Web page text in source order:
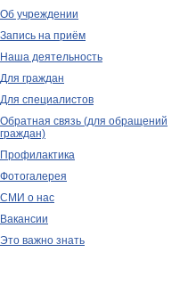
Об учреждении
Запись на приём
Наша деятельность
Для граждан
Для специалистов
Обратная связь (для обращений
граждан)
Профилактика
Фотогалерея
СМИ о нас
Вакансии
Это важно знать